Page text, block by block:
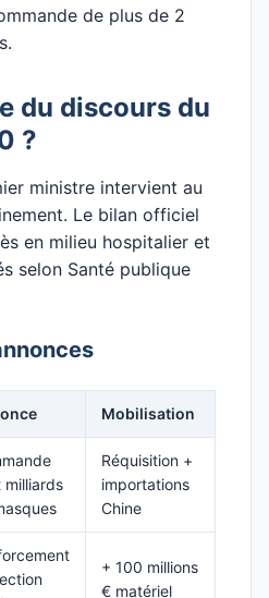
de plus de 2
du discours du
?
ministre intervient au
Le bilan officiel
en milieu hospitalier et
selon Santé publique
Mobilisation
milliards
Réquisition +
importations
Chine
+ 100 millions
€ matériel